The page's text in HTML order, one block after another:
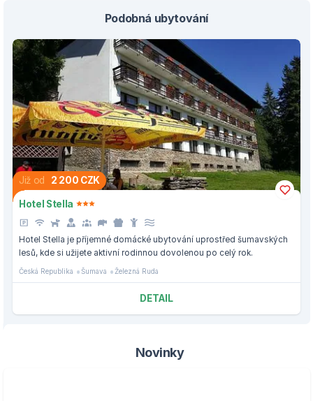
Podobná ubytování
Již od 2 200 CZK
Hotel Stella
Hotel Stella je příjemné domácké ubytování uprostřed šumavských
lesů, kde si užijete aktivní rodinnou dovolenou po celý rok.
Česká Republika Šumava Železná Ruda
DETAIL
Novinky